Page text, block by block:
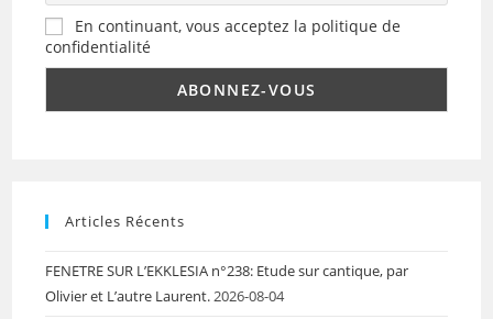
En continuant, vous acceptez la politique de
confidentialité
Articles Récents
FENETRE SUR L’EKKLESIA n°238: Etude sur cantique, par
Olivier et L’autre Laurent.2026-08-04